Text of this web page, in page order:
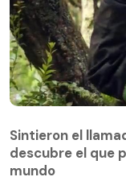
descubre el que
mundo
Sintieron el
descubre el que
mundo